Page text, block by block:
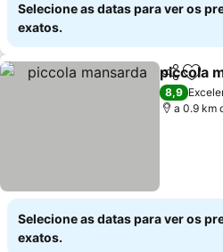
Selecione as datas para ver os
exatos.
Partilhar
piccola
8,9
a 0.9 km
Selecione as datas para ver os
exatos.